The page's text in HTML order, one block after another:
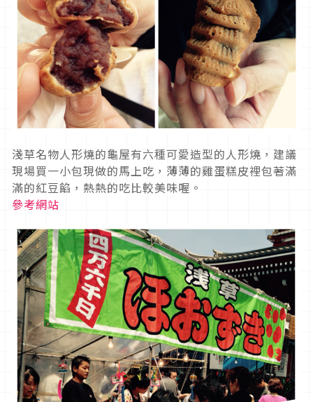
淺草名物人形燒的龜屋有六種可愛造型的人形燒，建議
現場買一小包現做的馬上吃，薄薄的雞蛋糕皮裡包著滿
滿的紅豆餡，熱熱的吃比較美味喔。
參考網站